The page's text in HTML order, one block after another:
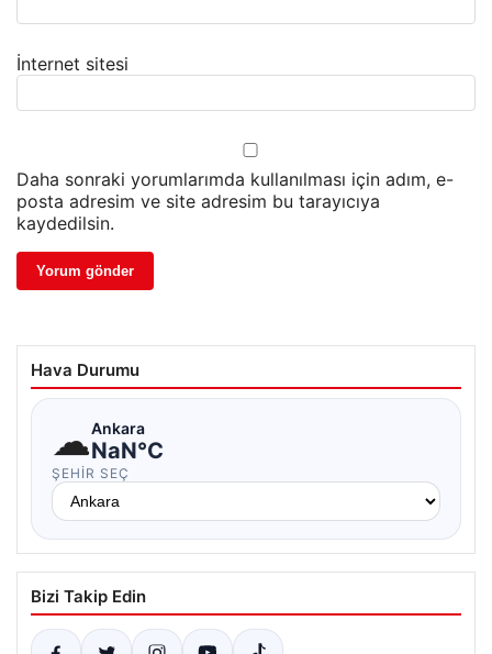
İnternet sitesi
Daha sonraki yorumlarımda kullanılması için adım, e-
posta adresim ve site adresim bu tarayıcıya
kaydedilsin.
Hava Durumu
☁Ankara
NaN°C
ŞEHIR SEÇ
Bizi Takip Edin